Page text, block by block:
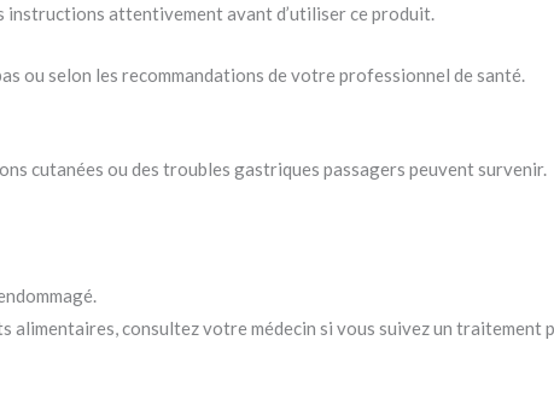
instructions attentivement avant d’utiliser ce produit.
ou selon les recommandations de votre professionnel de santé.
cutanées ou des troubles gastriques passagers peuvent survenir.
alimentaires, consultez votre médecin si vous suivez un traitement